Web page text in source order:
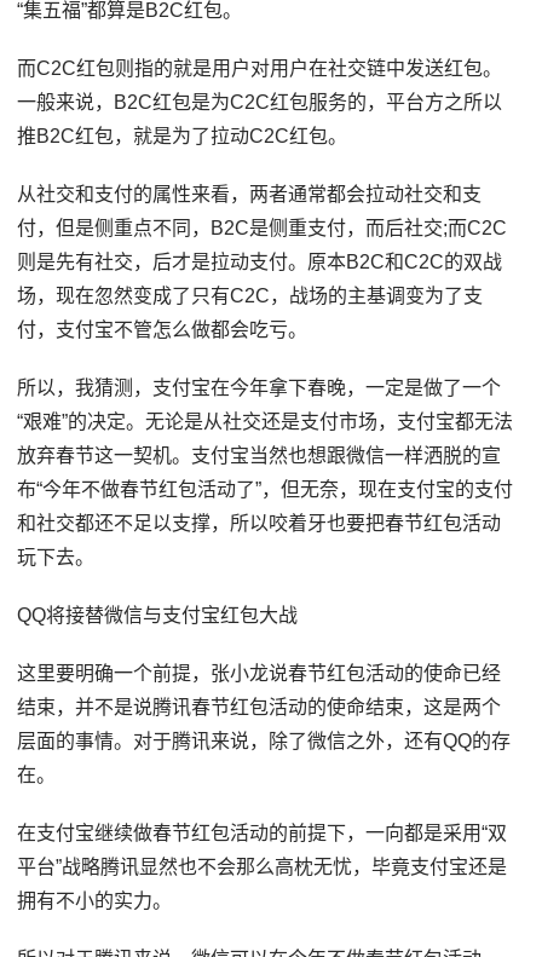
“集五福”都算是B2C红包。
而C2C红包则指的就是用户对用户在社交链中发送红包。
一般来说，B2C红包是为C2C红包服务的，平台方之所以
推B2C红包，就是为了拉动C2C红包。
从社交和支付的属性来看，两者通常都会拉动社交和支
付，但是侧重点不同，B2C是侧重支付，而后社交;而C2C
则是先有社交，后才是拉动支付。原本B2C和C2C的双战
场，现在忽然变成了只有C2C，战场的主基调变为了支
付，支付宝不管怎么做都会吃亏。
所以，我猜测，支付宝在今年拿下春晚，一定是做了一个
“艰难”的决定。无论是从社交还是支付市场，支付宝都无法
放弃春节这一契机。支付宝当然也想跟微信一样洒脱的宣
布“今年不做春节红包活动了”，但无奈，现在支付宝的支付
和社交都还不足以支撑，所以咬着牙也要把春节红包活动
玩下去。
QQ将接替微信与支付宝红包大战
这里要明确一个前提，张小龙说春节红包活动的使命已经
结束，并不是说腾讯春节红包活动的使命结束，这是两个
层面的事情。对于腾讯来说，除了微信之外，还有QQ的存
在。
在支付宝继续做春节红包活动的前提下，一向都是采用“双
平台”战略腾讯显然也不会那么高枕无忧，毕竟支付宝还是
拥有不小的实力。